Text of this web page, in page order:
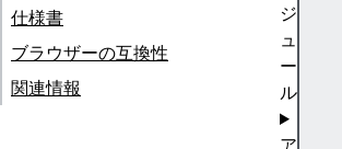
仕様書
ブラウザーの互換性
関連情報
ジ
ュ
ー
ル